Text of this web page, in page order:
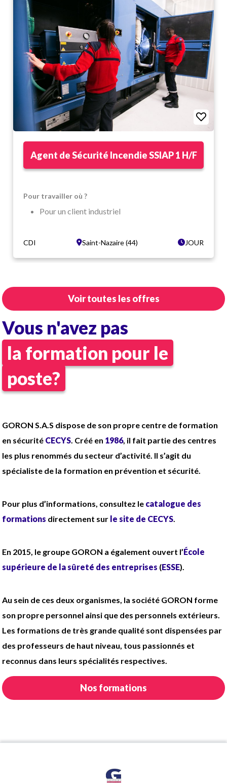
Agent de Sécurité Incendie SSIAP 1 H/F
Pour travailler où ?
Pour un client industriel
Saint-Nazaire (44)
Quelles sont vos missions ?
Sécurité (PCS).
Effectuer des rondes de sécurité préventives et
Vérifier le bon fonctionnement et la
disponibilité des matériels et moyens de
secours
Garantir la vacuité des cheminements
d'évacuation.
doute, début d'intervention selon consignes).
Alerter et accueillir les secours extérieurs.
Porter assistance aux personnes et dispenser
les premiers secours (SST/PSE).
Dans quelles conditions ?
CDI Temps partiel
CDI Saint-Nazaire (44) JOUR
Voir toutes les offres
Vous n'avez pas
la formation pour le
poste?
GORON S.A.S dispose de son propre centre de formation
en sécurité CECYS. Créé en 1986, il fait partie des centres
les plus renommés du secteur d’activité. Il s’agit du
spécialiste de la formation en prévention et sécurité.
Pour plus d’informations, consultez le catalogue des
formations directement sur le site de CECYS.
En 2015, le groupe GORON a également ouvert l’École
supérieure de la sûreté des entreprises (ESSE).
Au sein de ces deux organismes, la société GORON forme
son propre personnel ainsi que des personnels extérieurs.
Les formations de très grande qualité sont dispensées par
des professeurs de haut niveau, tous passionnés et
reconnus dans leurs spécialités respectives.
Nos formations